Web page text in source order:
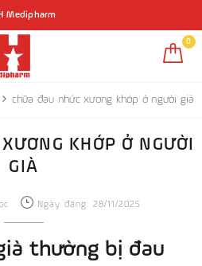
Medipharm
0
chữa đau nhức xương khớp ở người già
KHỚP Ở NGƯỜI
GIÀ
Ngày đăng: 28/11/2025
thường bị đau